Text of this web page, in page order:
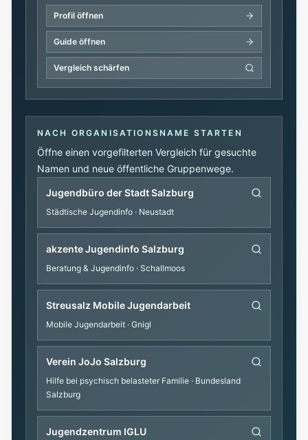
Profil öffnen
Guide öffnen
Vergleich schärfen
NACH ORGANISATIONSNAME STARTEN
Öffne einen vorgefilterten Vergleich für gesuchte
Namen und neue öffentliche Gruppenwege.
Jugendbüro der Stadt Salzburg
Städtische Jugendinfo · Neustadt
akzente Jugendinfo Salzburg
Beratung & Jugendinfo · Schallmoos
Streusalz Mobile Jugendarbeit
Mobile Jugendarbeit · Gnigl
Verein JoJo Salzburg
Hilfe bei psychisch belasteter Familie · Bundesland
Salzburg
Jugendzentrum IGLU